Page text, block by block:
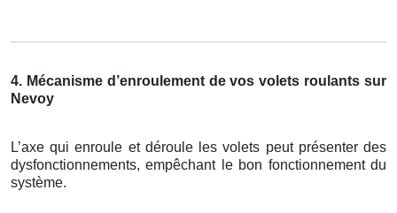
4. Mécanisme d’enroulement de vos volets roulants sur
Nevoy
L’axe qui enroule et déroule les volets peut présenter des
dysfonctionnements, empêchant le bon fonctionnement du
système.